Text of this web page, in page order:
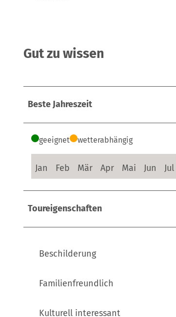
Gut zu wissen
Beste Jahreszeit
geeignet wetterabhängig
Jan Feb Mär Apr Mai Jun Jul
Toureigenschaften
Beschilderung
Familienfreundlich
Kulturell interessant